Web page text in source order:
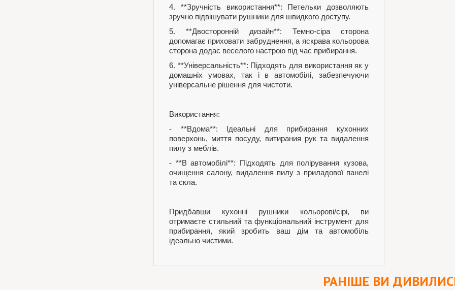
4. **Зручність використання**: Петельки дозволяють
зручно підвішувати рушники для швидкого доступу.
5. **Двосторонній дизайн**: Темно-сіра сторона
допомагає приховати забруднення, а яскрава кольорова
сторона додає веселого настрою під час прибирання.
6. **Універсальність**: Підходять для використання як у
домашніх умовах, так і в автомобілі, забезпечуючи
універсальне рішення для чистоти.
Використання:
- **Вдома**: Ідеальні для прибирання кухонних
поверхонь, миття посуду, витирания рук та видалення
пилу з меблів.
- **В автомобілі**: Підходять для полірування кузова,
очищення салону, видалення пилу з приладової панелі
та скла.
Придбавши кухонні рушники кольорові/сірі, ви
отримаєте стильний та функціональний інструмент для
прибирання, який зробить ваш дім та автомобіль
ідеально чистими.
РАНІШЕ ВИ